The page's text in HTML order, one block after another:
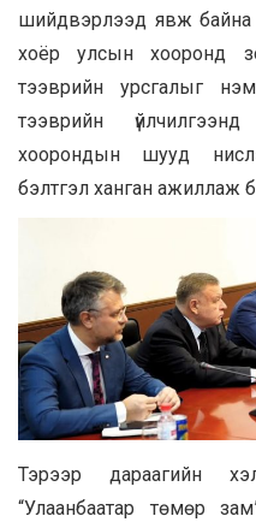
шийдвэрлээд явж байна
хоёр улсын хооронд
тээврийн урсгалыг
тээврийн
хоорондын шууд
бэлтгэл ханган ажиллаж
Тэрээр дараагийн
“Улаанбаатар төмөр